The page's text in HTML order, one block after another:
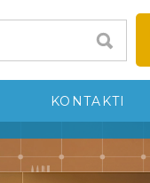
KONTAKTI